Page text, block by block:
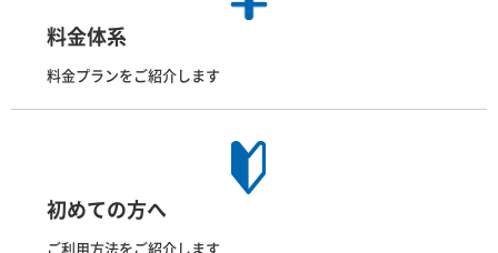
料金体系
料金プランをご紹介します
初めての方へ
ご利用方法をご紹介します